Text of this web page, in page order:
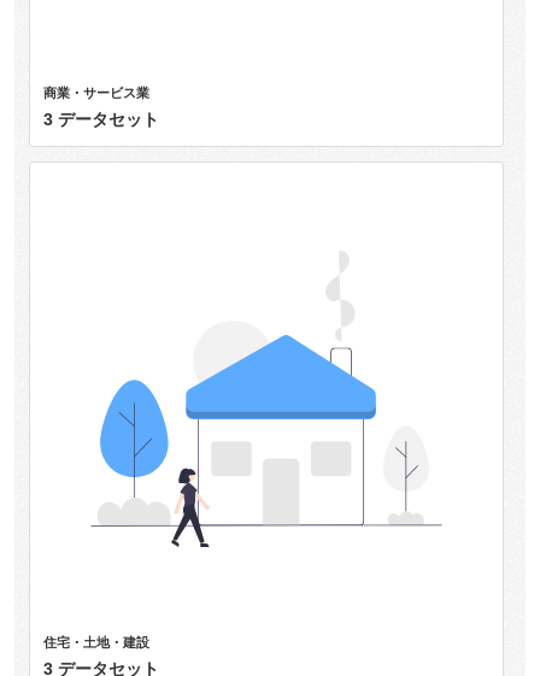
商業・サービス業
3 データセット
住宅・土地・建設
3 データセット